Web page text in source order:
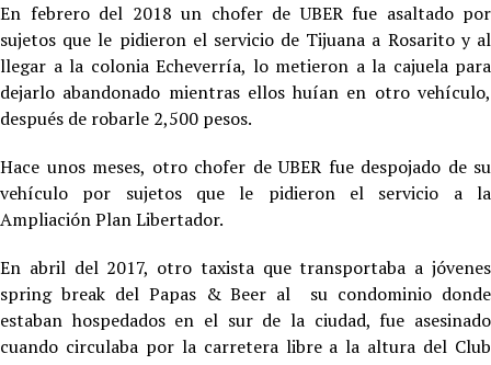
En febrero del 2018 un chofer de UBER fue asaltado por
sujetos que le pidieron el servicio de Tijuana a Rosarito y al
llegar a la colonia Echeverría, lo metieron a la cajuela para
dejarlo abandonado mientras ellos huían en otro vehículo,
después de robarle 2,500 pesos.
Hace unos meses, otro chofer de UBER fue despojado de su
vehículo por sujetos que le pidieron el servicio a la
Ampliación Plan Libertador.
En abril del 2017, otro taxista que transportaba a jóvenes
spring break del Papas & Beer al su condominio donde
estaban hospedados en el sur de la ciudad, fue asesinado
cuando circulaba por la carretera libre a la altura del Club